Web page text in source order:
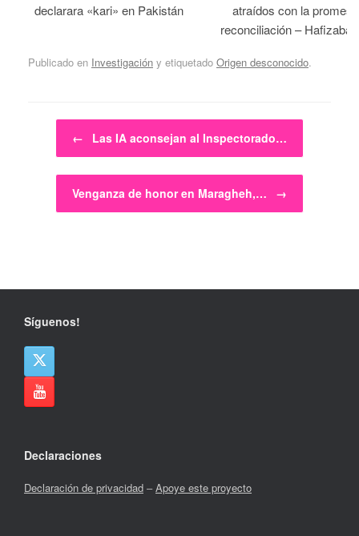
declarara «kari» en Pakistán
atraídos con la
reconciliación –
Publicado en Investigación y etiquetado Origen desconocido.
Navegador de artículos
← Las IA aconsejan al Inspectorado…
Venganza de honor en Maragheh,… →
Síguenos!
Declaraciones
Declaración de privacidad –Apoye este proyecto